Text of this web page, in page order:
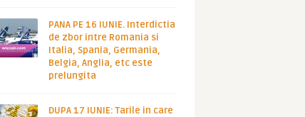
PANA PE 16 IUNIE. Interdictia
de zbor intre Romania si
Italia, Spania, Germania,
Belgia, Anglia, etc este
prelungita
DUPA 17 IUNIE: Tarile in care